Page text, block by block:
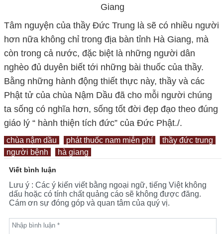
Giang
Tâm nguyện của thầy Đức Trung là sẽ có nhiều người
hơn nữa không chỉ trong địa bàn tỉnh Hà Giang, mà
còn trong cả nước, đặc biệt là những người dân
nghèo đủ duyên biết tới những bài thuốc của thầy.
Bằng những hành động thiết thực này, thầy và các
Phật tử của chùa Nậm Dầu đã cho mỗi người chúng
ta sống có nghĩa hơn, sống tốt đời đẹp đạo theo đúng
giáo lý “ hành thiện tích đức” của Đức Phật./.
chùa nậm dầu phát thuốc nam miễn phí
thầy đức trung
người bệnh
hà giang
Viết bình luận
Lưu ý : Các ý kiến viết bằng ngoại ngữ, tiếng Việt không
dấu hoặc có tính chất quảng cáo sẽ không được đăng.
Cám ơn sự đóng góp và quan tâm của quý vị.